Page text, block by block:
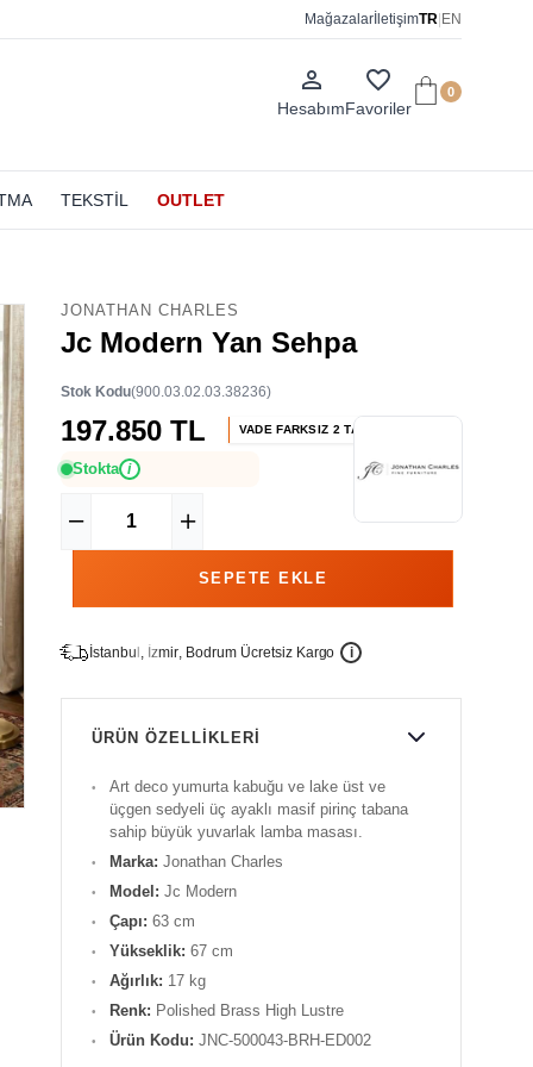
Mağazalar İletişimTR EN
person_outline
Hesabım
favorite_border
Favoriler
0
TEKSTİL OUTLET
JONATHAN CHARLES
Jc Modern Yan Sehpa
(900.03.02.03.38236)
Stok Kodu
197.850 TL VADE FARKSIZ 2 TAKSİT
Stokta i
İstanbu , İzmir, Bodrum Ücretsiz Kargo i
ÜRÜN ÖZELLIKLERI
Art deco yumurta kabuğu ve lake üst ve
üçgen sedyeli üç ayaklı masif pirinç tabana
sahip büyük yuvarlak lamba masası.
Marka: Jonathan Charles
Model: Jc Modern
Çapı: 63 cm
Yükseklik: 67 cm
Ağırlık: 17 kg
Renk: Polished Brass High Lustre
Ürün Kodu: JNC-500043-BRH-ED002